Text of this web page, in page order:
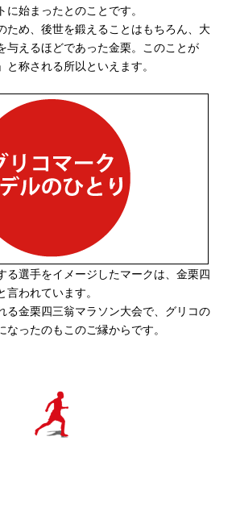
始まったとのことです。
ため、後世を鍛えることはもちろん、大
与えるほどであった金栗。このことが
と称される所以といえます。
る選手をイメージしたマークは、金栗四
われています。
る金栗四三翁マラソン大会で、グリコの
ったのもこのご縁からです。